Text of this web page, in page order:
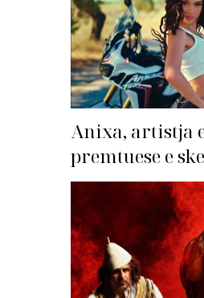
Anixa, artistja
premtuese e